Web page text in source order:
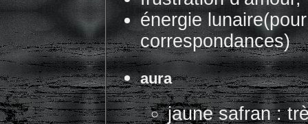
énergie
correspondances)
aura
jaune safran :